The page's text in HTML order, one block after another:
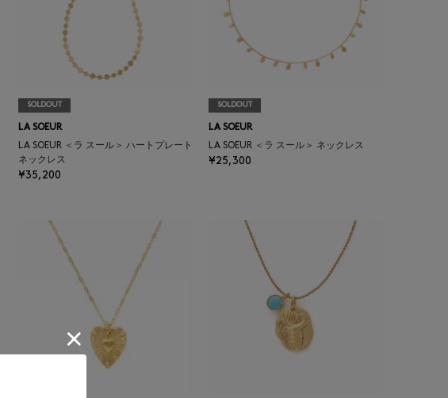
SOLDOUT
LA SOEUR
LA SOEUR ＜ラ スール＞ ハートプレート
ネックレス
¥35,200
SOLDOUT
LA SOEUR
LA SOEUR ＜ラ スール＞ ネックレス
¥25,300